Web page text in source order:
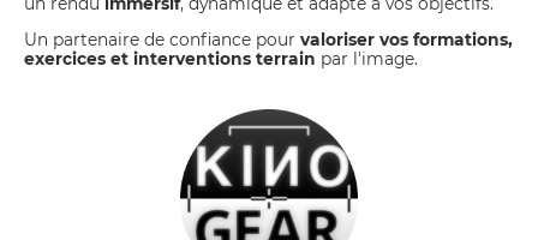
un rendu immersif, dynamique et adapté à vos objectifs.
Un partenaire de confiance pour valoriser vos formations,
exercices et interventions terrain par l'image.